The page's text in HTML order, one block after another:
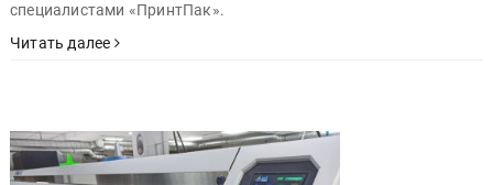
специалистами «ПринтПак».
Читать далее